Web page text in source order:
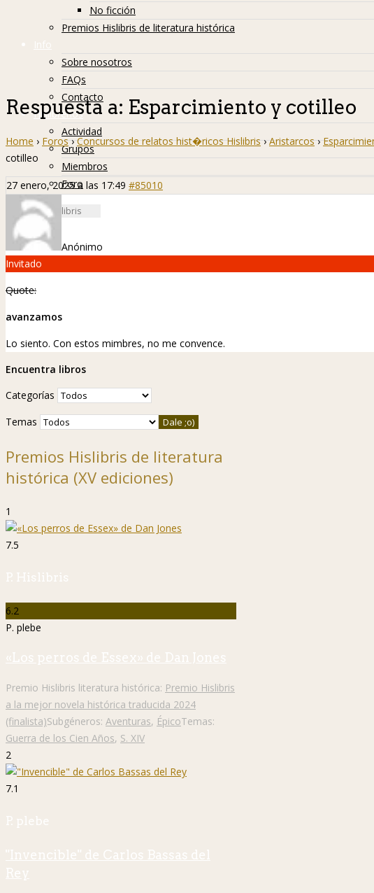
No ficción
Premios Hislibris de literatura histórica
Info
Sobre nosotros
FAQs
Contacto
Hislibreños
Actividad
Grupos
Miembros
Foro
Respuesta a: Esparcimiento y cotilleo
Home › Foros › Concursos de relatos hist�ricos Hislibris › Aristarcos ›
cotilleo
27 enero, 2025 a las 17:49 #85010
Anónimo
Invitado
Quote:
avanzamos
Lo siento. Con estos mimbres, no me convence.
Encuentra libros
Categorías
Temas
Premios Hislibris de literatura
histórica (XV ediciones)
1
7.5
P. Hislibris
6.2
P. plebe
«Los perros de Essex» de Dan Jones
Premio Hislibris literatura histórica: Premio Hislibris
a la mejor novela histórica traducida 2024
(finalista)Subgéneros: Aventuras, ÉpicoTemas:
Guerra de los Cien Años, S. XIV
2
7.1
P. plebe
"Invencible" de Carlos Bassas del
Rey